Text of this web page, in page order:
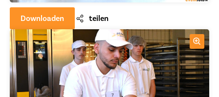
Downloaden teilen